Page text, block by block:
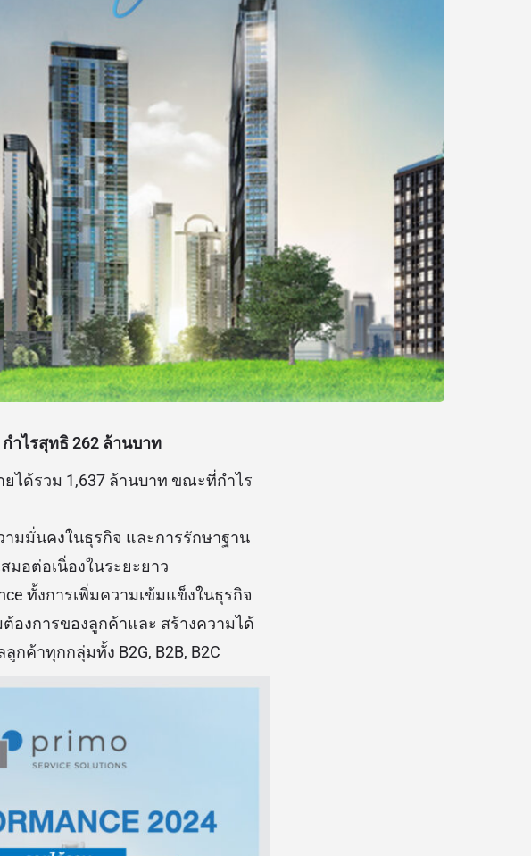
ำไรสุทธิ262 ล้านบาท
ได้รวม 1,637 ล้านบาท ขณะที่กำไร
มมั่นคงในธุรกิจ และการรักษาฐาน
มอต่อเนิ่องในระยะยาว
ทั้งการเพิ่มความเข้มแข็งในธุรกิจ
องการของลูกค้าและ สร้างความได้
ค้าทุกกลุ่มทั้ง B2G, B2B, B2C